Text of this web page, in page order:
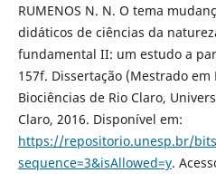
RUMENOS N. N. O tema
didáticos de ciências da
fundamental II: um estudo a
157f. Dissertação (Mestrado
Biociências de Rio Claro,
Claro, 2016. Disponível em:
https://repositorio.unesp.br/
sequence=3&isAllowed=y.